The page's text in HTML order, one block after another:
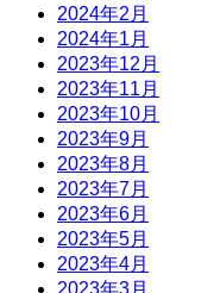
2024年2月
2024年1月
2023年12月
2023年11月
2023年10月
2023年9月
2023年8月
2023年7月
2023年6月
2023年5月
2023年4月
2023年3月